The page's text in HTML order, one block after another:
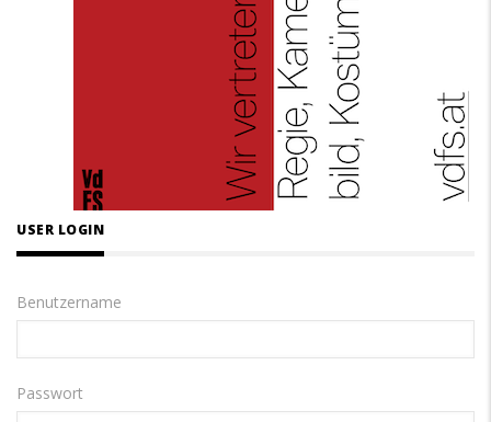
USER LOGIN
Benutzername
Passwort